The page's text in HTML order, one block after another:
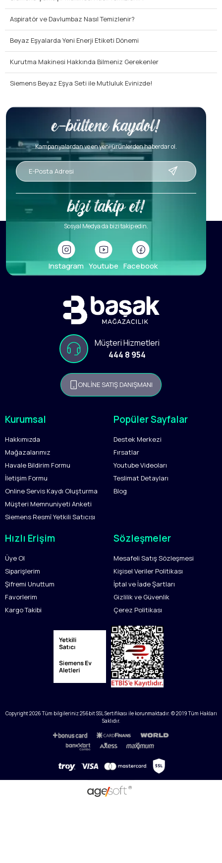
Aspiratör ve Davlumbaz Nasıl Temizlenir?
Beyaz Eşyalarda Yeni Enerji Etiketi Dönemi
Kurutma Makinesi Hakkında Bilmeniz Gerekenler
Siemens Beyaz Eşya Seti ile Mutluluk Evinizde!
Kampanyalardan ve en yeni ürünlerden haberdar ol.
Sosyal Medya da bizi takip edin.
Instagram Youtube Facebook
Müşteri Hizmetleri
444 8 954
ONLİNE SATIŞ DANIŞMANI
Kurumsal
Hakkımızda
Mağazalarımız
Havale Bildirim Formu
İletişim Formu
Online Servis Kaydı Oluşturma
Müşteri Memnuniyeti Anketi
Siemens Resmî Yetkili Satıcısı
Popüler Sayfalar
Destek Merkezi
Fırsatlar
Youtube Videoları
Teslimat Detayları
Blog
Hızlı Erişim
Üye Ol
Siparişlerim
Şifremi Unuttum
Favorlerim
Kargo Takibi
Sözleşmeler
Mesafeli Satış Sözleşmesi
Kişisel Veriler Politikası
İptal ve İade Şartları
Gizlilik ve Güvenlik
Çerez Politikası
Copyright2026Tüm bilgileriniz 256bit SSL Sertifikası ile korunmaktadır. © 2019 Tüm Hakları
Saklıdır.